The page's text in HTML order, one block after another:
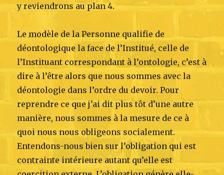
y reviendrons au plan 4.
Le modèle de la Personne qualifie de
déontologique la face de l’Institué, celle de
l’Instituant correspondant à l’ontologie, c’est à
dire à l’être alors que nous sommes avec la
déontologie dans l’ordre du devoir. Pour
reprendre ce que j’ai dit plus tôt d’une autre
manière, nous sommes à la mesure de ce à
quoi nous nous obligeons socialement.
Entendons-nous bien sur l’obligation qui est
contrainte intérieure autant qu’elle est